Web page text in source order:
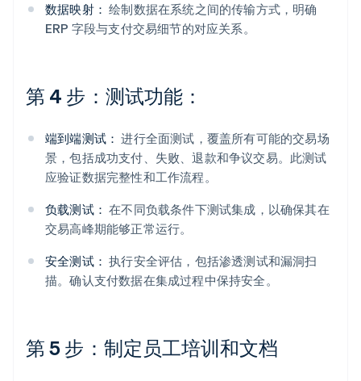
数据映射： 绘制数据在系统之间的传输方式，明确
ERP 字段与支付交易细节的对应关系。
第 4 步：测试功能：
端到端测试： 进行全面测试，覆盖所有可能的交易场
景，包括成功支付、失败、退款和争议交易。此测试
应验证数据完整性和工作流程。
负载测试： 在不同负载条件下测试集成，以确保其在
交易高峰期能够正常运行。
安全测试： 执行安全评估，包括渗透测试和漏洞扫
描。确认支付数据在集成过程中保持安全。
第 5 步：制定员工培训和文档